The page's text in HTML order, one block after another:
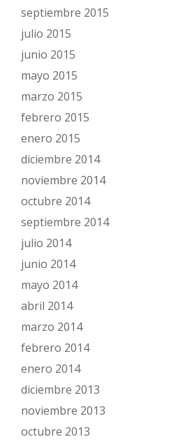
septiembre 2015
julio 2015
junio 2015
mayo 2015
marzo 2015
febrero 2015
enero 2015
diciembre 2014
noviembre 2014
octubre 2014
septiembre 2014
julio 2014
junio 2014
mayo 2014
abril 2014
marzo 2014
febrero 2014
enero 2014
diciembre 2013
noviembre 2013
octubre 2013